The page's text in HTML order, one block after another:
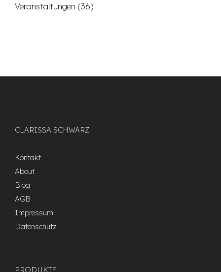
Veranstaltungen (36)
CLARISSA SCHWARZ
Kontakt
About
Blog
AGB
Impressum
Datenschutz
PRODUKTE